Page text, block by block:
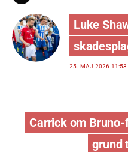
Luke
25. MAJ 2026 11:53
Carrick om
grund